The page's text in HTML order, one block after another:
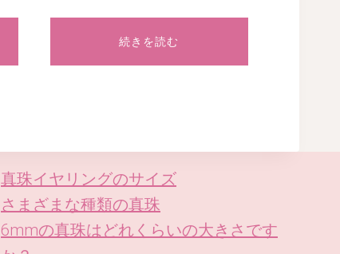
続きを読む
真珠イヤリングのサイズ
さまざまな種類の真珠
6mmの真珠はどれくらいの大きさです